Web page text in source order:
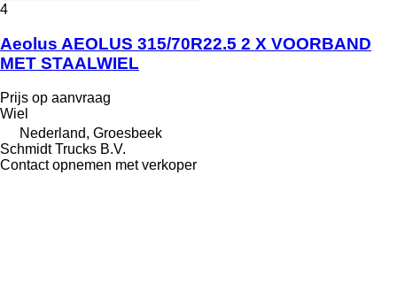
4
Aeolus AEOLUS 315/70R22.5 2 X VOORBAND
MET STAALWIEL
Prijs op aanvraag
Wiel
Nederland, Groesbeek
Schmidt Trucks B.V.
Contact opnemen met verkoper